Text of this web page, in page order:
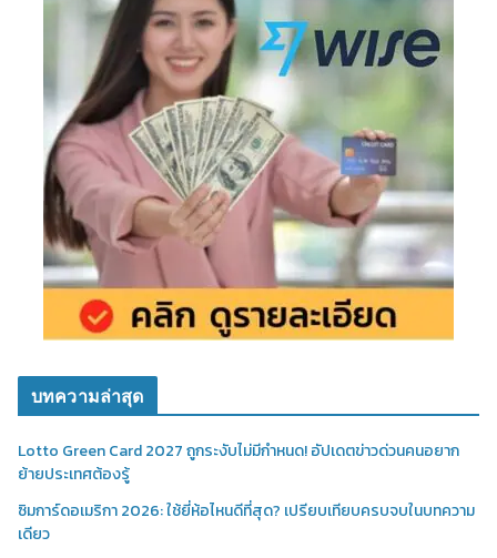
บทความล่าสุด
Lotto Green Card 2027 ถูกระงับไม่มีกำหนด! อัปเดตข่าวด่วนคนอยาก
ย้ายประเทศต้องรู้
ซิมการ์ดอเมริกา 2026: ใช้ยี่ห้อไหนดีที่สุด? เปรียบเทียบครบจบในบทความ
เดียว